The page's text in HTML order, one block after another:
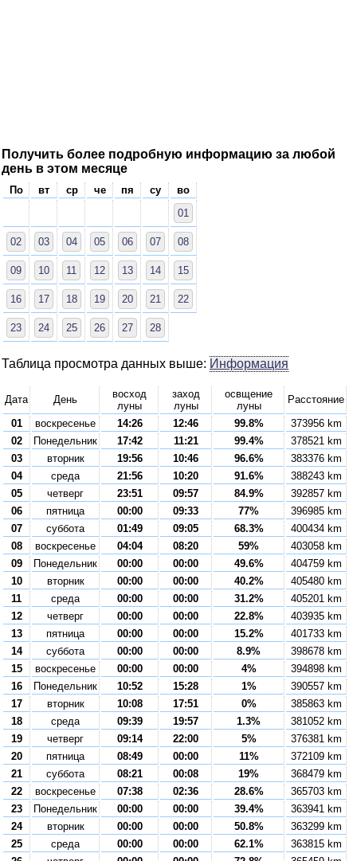
Получить более подробную информацию за любой
день в этом месяце
По вт ср че пя су
во
01
02 03 04 05 06 07 08
09 10 11 12 13 14 15
16 17 18 19 20 21 22
23 24 25 26 27 28
Таблица просмотра данных выше: Информация
Дата День
восход
луны
заход
луны
освщение
луны
Расстояние
01
воскресенье 14:26 12:46 99.8%
373956 km
02
Понедельник 17:42 11:21 99.4%
378521 km
03
вторник 19:56 10:46 96.6%
383376 km
04
среда 21:56 10:20 91.6%
388243 km
05
четверг 23:51 09:57 84.9%
392857 km
06
пятница 00:00 09:33 77%
396985 km
07
суббота 01:49 09:05 68.3%
400434 km
08
воскресенье 04:04 08:20 59%
403058 km
09
Понедельник 00:00 00:00 49.6%
404759 km
10
вторник 00:00 00:00 40.2%
405480 km
11
среда 00:00 00:00 31.2%
405201 km
12
четверг 00:00 00:00 22.8%
403935 km
13
пятница 00:00 00:00 15.2%
401733 km
14
суббота 00:00 00:00 8.9%
398678 km
15
воскресенье 00:00 00:00 4%
394898 km
16
Понедельник 10:52 15:28 1%
390557 km
17
вторник 10:08 17:51 0%
385863 km
18
среда 09:39 19:57 1.3%
381052 km
19
четверг 09:14 22:00 5%
376381 km
20
пятница 08:49 00:00 11%
372109 km
21
суббота 08:21 00:08 19%
368479 km
22
воскресенье 07:38 02:36 28.6%
365703 km
23
Понедельник 00:00 00:00 39.4%
363941 km
24
вторник 00:00 00:00 50.8%
363299 km
25
среда 00:00 00:00 62.1%
363815 km